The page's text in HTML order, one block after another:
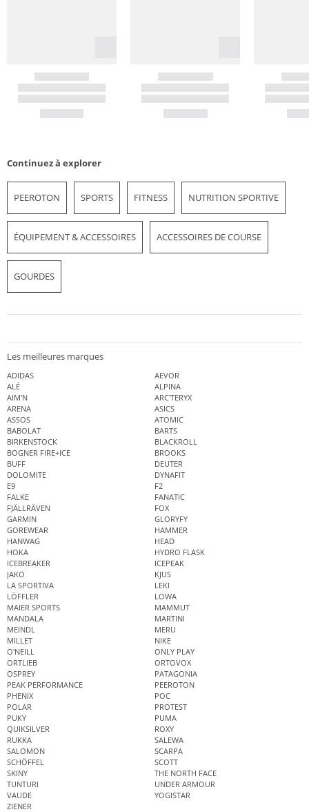
Continuez à explorer
PEEROTON SPORTS FITNESS NUTRITION SPORTIVE
ÉQUIPEMENT & ACCESSOIRES ACCESSOIRES DE COURSE
GOURDES
Les meilleures marques
ADIDAS
AEVOR
ALÉ
ALPINA
AIM'N
ARC'TERYX
ARENA
ASICS
ASSOS
ATOMIC
BABOLAT
BARTS
BIRKENSTOCK
BLACKROLL
BOGNER FIRE+ICE
BROOKS
BUFF
DEUTER
DOLOMITE
DYNAFIT
E9
F2
FALKE
FANATIC
FJÄLLRÄVEN
FOX
GARMIN
GLORYFY
GOREWEAR
HAMMER
HANWAG
HEAD
HOKA
HYDRO FLASK
ICEBREAKER
ICEPEAK
JAKO
KJUS
LA SPORTIVA
LEKI
LÖFFLER
LOWA
MAIER SPORTS
MAMMUT
MANDALA
MARTINI
MEINDL
MERU
MILLET
NIKE
O'NEILL
ONLY PLAY
ORTLIEB
ORTOVOX
OSPREY
PATAGONIA
PEAK PERFORMANCE
PEEROTON
PHENIX
POC
POLAR
PROTEST
PUKY
PUMA
QUIKSILVER
ROXY
RUKKA
SALEWA
SALOMON
SCARPA
SCHÖFFEL
SCOTT
SKINY
THE NORTH FACE
TUNTURI
UNDER ARMOUR
VAUDE
YOGISTAR
ZIENER